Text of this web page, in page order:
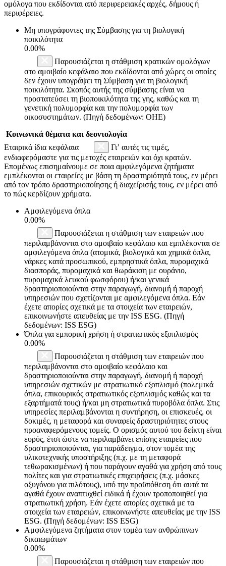
ομόλογα που εκδίδονται από περιφερειακές αρχές, δήμους ή
περιφέρειες.
Μη υπογράφοντες της Σύμβασης για τη βιολογική
ποικιλότητα
0.00%
Παρουσιάζεται η στάθμιση κρατικών ομολόγων
στο αμοιβαίο κεφάλαιο που εκδίδονται από χώρες οι οποίες
δεν έχουν υπογράψει τη Σύμβαση για τη βιολογική
ποικιλότητα. Σκοπός αυτής της σύμβασης είναι να
προστατεύσει τη βιοποικιλότητα της γης, καθώς και τη
γενετική πολυμορφία και την πολυμορφία των
οικοσυστημάτων. (Πηγή δεδομένων: ΟΗΕ)
Κοινωνικά θέματα και δεοντολογία
Εταιρικά ίδια κεφάλαια
Γι’ αυτές τις τιμές,
ενδιαφερόμαστε για τις μετοχές εταιρειών και όχι κρατών.
Επομένως επισημαίνουμε σε ποια αμφιλεγόμενα ζητήματα
εμπλέκονται οι εταιρείες με βάση τη δραστηριότητά τους, εν μέρει
από τον τρόπο δραστηριοποίησης ή διαχείρισής τους, εν μέρει από
το πώς κερδίζουν χρήματα.
Αμφιλεγόμενα όπλα
0.00%
Παρουσιάζεται η στάθμιση των εταιρειών που
περιλαμβάνονται στο αμοιβαίο κεφάλαιο και εμπλέκονται σε
αμφιλεγόμενα όπλα (ατομικά, βιολογικά και χημικά όπλα,
νάρκες κατά προσωπικού, εμπρηστικά όπλα, πυρομαχικά
διασποράς, πυρομαχικά και θωράκιση με ουράνιο,
πυρομαχικά λευκού φωσφόρου) ή/και γενικά
δραστηριοποιούνται στην παραγωγή, διανομή ή παροχή
υπηρεσιών που σχετίζονται με αμφιλεγόμενα όπλα. Εάν
έχετε απορίες σχετικά με τα στοιχεία των εταιρειών,
επικοινωνήστε απευθείας με την ISS ESG. (Πηγή
δεδομένων: ISS ESG)
Όπλα για εμπορική χρήση ή στρατιωτικός εξοπλισμός
0.00%
Παρουσιάζεται η στάθμιση των εταιρειών που
περιλαμβάνονται στο αμοιβαίο κεφάλαιο και
δραστηριοποιούνται στην παραγωγή, διανομή ή παροχή
υπηρεσιών σχετικών με στρατιωτικό εξοπλισμό (πολεμικά
όπλα, επικουρικός στρατιωτικός εξοπλισμός καθώς και τα
εξαρτήματά τους) ή/και μη στρατιωτικά πυροβόλα όπλα. Στις
υπηρεσίες περιλαμβάνονται η συντήρηση, οι επισκευές, οι
δοκιμές, η μεταφορά και συναφείς δραστηριότητες στους
προαναφερόμενους τομείς. Ο ορισμός αυτού του δείκτη είναι
ευρύς, έτσι ώστε να περιλαμβάνει επίσης εταιρείες που
δραστηριοποιούνται, για παράδειγμα, στον τομέα της
υλικοτεχνικής υποστήριξης (π.χ. με τη μεταφορά
τεθωρακισμένων) ή που παράγουν αγαθά για χρήση από τους
πολίτες και για στρατιωτικές επιχειρήσεις (π.χ. μάσκες
οξυγόνου για πιλότους), υπό την προϋπόθεση ότι αυτά τα
αγαθά έχουν αναπτυχθεί ειδικά ή έχουν τροποποιηθεί για
στρατιωτική χρήση. Εάν έχετε απορίες σχετικά με τα
στοιχεία των εταιρειών, επικοινωνήστε απευθείας με την ISS
ESG. (Πηγή δεδομένων: ISS ESG)
Αμφιλεγόμενα ζητήματα στον τομέα των ανθρώπινων
δικαιωμάτων
0.00%
Παρουσιάζεται η στάθμιση των εταιρειών που